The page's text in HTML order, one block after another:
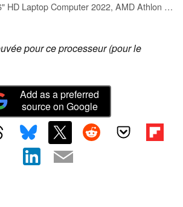
HP 15.6" HD Laptop Computer 2022, AMD Athlon Silver 3050U (Beats i3-7100U) Up to 3.2GHz, 32GB RAM, 1TB SSD, Webcam, Wins10 W/ 1 Year Microsoft 365, Mouse, Sleeve, Gold, + 3in1 Accessories
pour ce processeur (pour le
Add as a preferred
source on Google